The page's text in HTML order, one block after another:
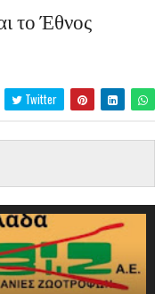
το Έθνος
Twitter